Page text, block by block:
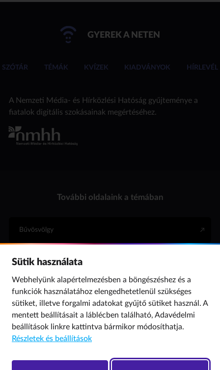
GYEREK A NETEN
SZÓTÁR TÉMÁK KVÍZEK KIADVÁNYOK HÍRLEVÉL
A Nemzeti Média- és Hírközlési Hatóság gyűjteménye a
fiatalok digitális szokásainak megértéséhez.
További oldalaink a témában
Bűvösvölgy
Internet Hotline
Para (gyermekvédelem)
© 2019 NMHH Minden jog fenntartva. | Tárhelyszolgáltató: Nemzeti Média- és
Sütik használata
Webhelyünk alapértelmezésben a böngészéshez és a
funkciók használatához elengedhetetlenül szükséges
sütiket, illetve forgalmi adatokat gyűjtő sütiket használ. A
mentett beállításait a láblécben található, Adavédelmi
beállítások linkre kattintva bármikor módosíthatja.
Részletek és beállítások